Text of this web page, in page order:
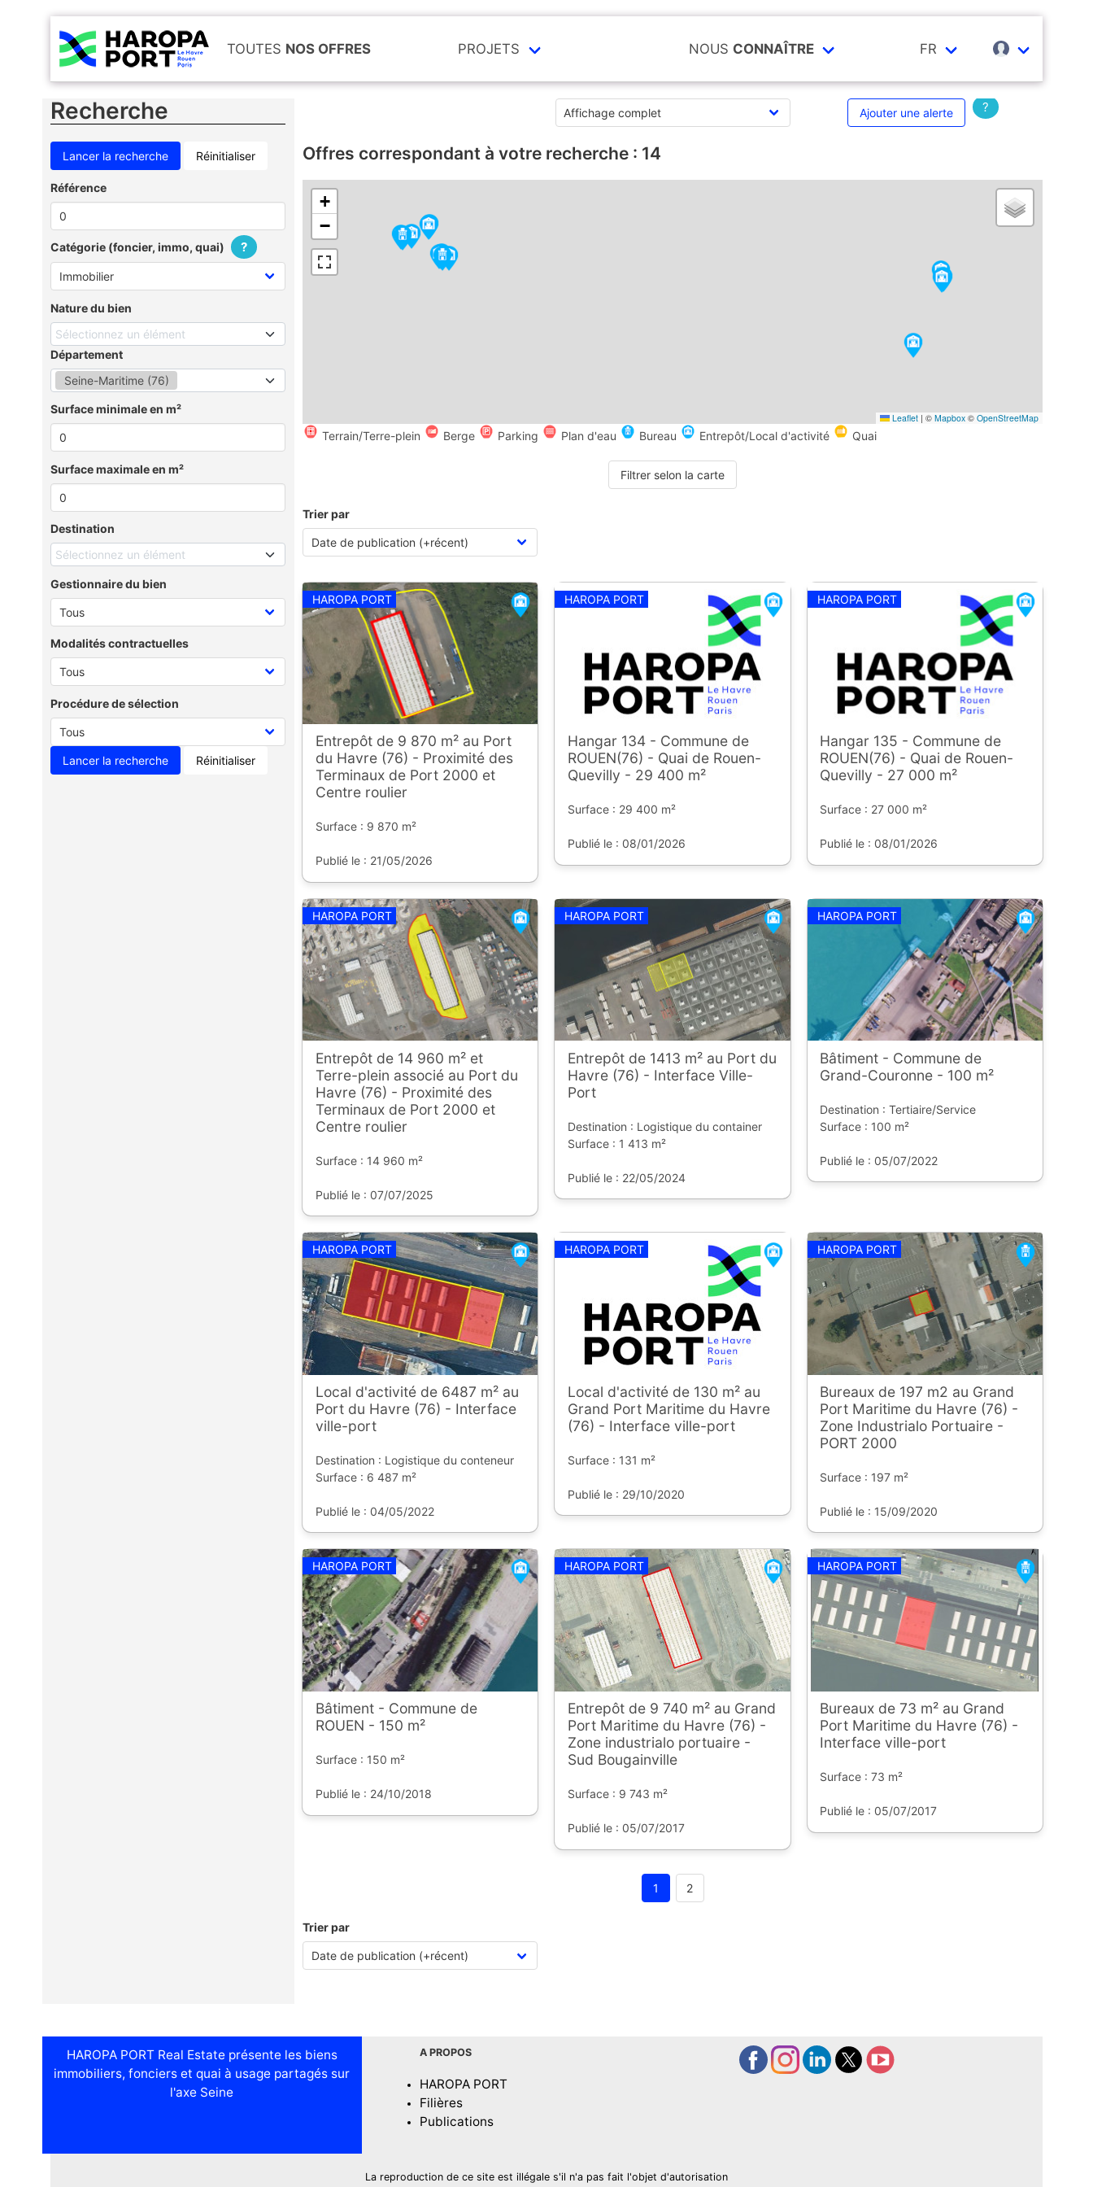
TOUTES NOS OFFRES PROJETS NOUS CONNAÎTRE FR
Recherche
Réinitialiser
Référence
Catégorie (foncier, immo, quai) ?
Nature du bien
Sélectionnez un élément
Département
Seine-Maritime (76)
Surface minimale en m²
Surface maximale en m²
Destination
Sélectionnez un élément
Gestionnaire du bien
Modalités contractuelles
Procédure de sélection
Réinitialiser
Ajouter une alerte ?
Offres correspondant à votre recherche : 14
+
−
Leaflet | © Mapbox © OpenStreetMap
Terrain/Terre-plein Berge Parking Plan d'eau Bureau Entrepôt/Local d'activité Quai
Filtrer selon la carte
Trier par
HAROPA PORT
Entrepôt de 9 870 m² au Port
du Havre (76) - Proximité des
Terminaux de Port 2000 et
Centre roulier
Surface : 9 870 m²
Publié le : 21/05/2026
HAROPA PORT
Hangar 134 - Commune de
ROUEN(76) - Quai de Rouen-
Quevilly - 29 400 m²
Surface : 29 400 m²
Publié le : 08/01/2026
HAROPA PORT
Hangar 135 - Commune de
ROUEN(76) - Quai de Rouen-
Quevilly - 27 000 m²
Surface : 27 000 m²
Publié le : 08/01/2026
HAROPA PORT
Entrepôt de 14 960 m² et
Terre-plein associé au Port du
Havre (76) - Proximité des
Terminaux de Port 2000 et
Centre roulier
Surface : 14 960 m²
Publié le : 07/07/2025
HAROPA PORT
Entrepôt de 1413 m² au Port du
Havre (76) - Interface Ville-
Port
Destination : Logistique du container
Surface : 1 413 m²
Publié le : 22/05/2024
HAROPA PORT
Bâtiment - Commune de
Grand-Couronne - 100 m²
Destination : Tertiaire/Service
Surface : 100 m²
Publié le : 05/07/2022
HAROPA PORT
Local d'activité de 6487 m² au
Port du Havre (76) - Interface
ville-port
Destination : Logistique du conteneur
Surface : 6 487 m²
Publié le : 04/05/2022
HAROPA PORT
Local d'activité de 130 m² au
Grand Port Maritime du Havre
(76) - Interface ville-port
Surface : 131 m²
Publié le : 29/10/2020
HAROPA PORT
Bureaux de 197 m2 au Grand
Port Maritime du Havre (76) -
Zone Industrialo Portuaire -
PORT 2000
Surface : 197 m²
Publié le : 15/09/2020
HAROPA PORT
Bâtiment - Commune de
ROUEN - 150 m²
Surface : 150 m²
Publié le : 24/10/2018
HAROPA PORT
Entrepôt de 9 740 m² au Grand
Port Maritime du Havre (76) -
Zone industrialo portuaire -
Sud Bougainville
Surface : 9 743 m²
Publié le : 05/07/2017
HAROPA PORT
Bureaux de 73 m² au Grand
Port Maritime du Havre (76) -
Interface ville-port
Surface : 73 m²
Publié le : 05/07/2017
1 2
Trier par
HAROPA PORT Real Estate présente les biens
immobiliers, fonciers et quai à usage partagés sur
l'axe Seine
A PROPOS
HAROPA PORT
Filières
Publications
La reproduction de ce site est illégale s'il n'a pas fait l'objet d'autorisation